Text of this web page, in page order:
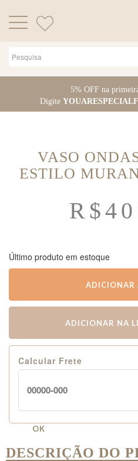
o
5% OFF na
Digite
VASO
ESTILO
R$
Último produto em estoque
ADICIONAR
ADICIONAR NA
Calcular Frete
OK
DESCRIÇÃO DO